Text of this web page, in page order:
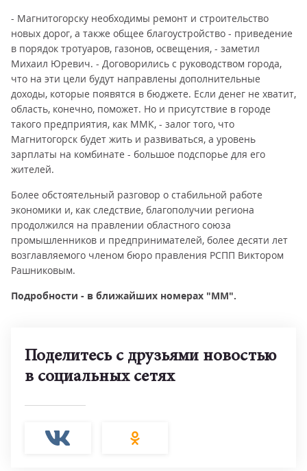
- Магнитогорску необходимы ремонт и строительство
новых дорог, а также общее благоустройство - приведение
в порядок тротуаров, газонов, освещения, - заметил
Михаил Юревич. - Договорились с руководством города,
что на эти цели будут направлены дополнительные
доходы, которые появятся в бюджете. Если денег не хватит,
область, конечно, поможет. Но и присутствие в городе
такого предприятия, как ММК, - залог того, что
Магнитогорск будет жить и развиваться, а уровень
зарплаты на комбинате - большое подспорье для его
жителей.
Более обстоятельный разговор о стабильной работе
экономики и, как следствие, благополучии региона
продолжился на правлении областного союза
промышленников и предпринимателей, более десяти лет
возглавляемого членом бюро правления РСПП Виктором
Рашниковым.
Подробности - в ближайших номерах "ММ".
Поделитесь с друзьями новостью
в социальных сетях